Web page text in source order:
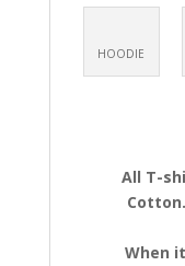
HOODIE
All T-
When